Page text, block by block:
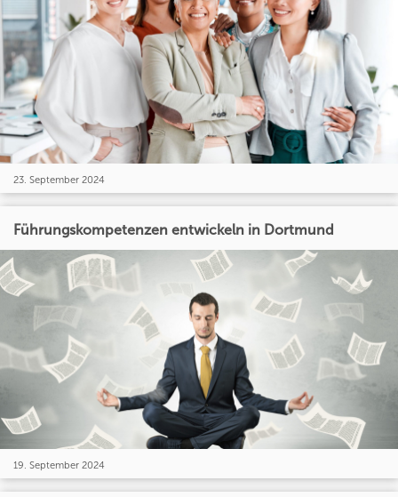
23. September 2024
Führungskompetenzen entwickeln in Dortmund
19. September 2024